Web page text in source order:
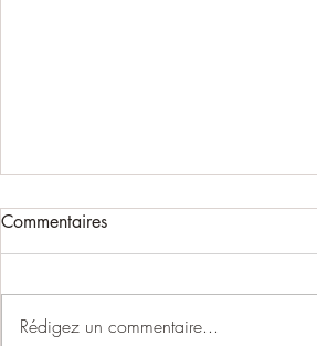
Commentaires
Rédigez un commentaire...